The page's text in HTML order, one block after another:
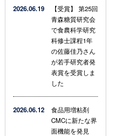
2026.06.19
【受賞】 第25回
青森糖質研究会
で食農科学研究
科修士課程1年
の佐藤佳乃さん
が若手研究者発
表賞を受賞しま
した
2026.06.12
食品用増粘剤
CMCに新たな界
面機能を発見